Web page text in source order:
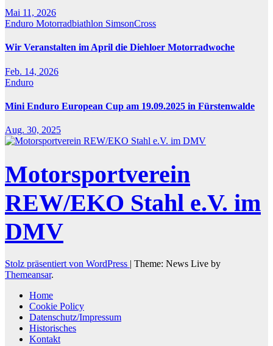
Mai 11, 2026
Enduro Motorradbiathlon SimsonCross
Wir Veranstalten im April die Diehloer Motorradwoche
Feb. 14, 2026
Enduro
Mini Enduro European Cup am 19.09.2025 in Fürstenwalde
Aug. 30, 2025
Motorsportverein
REW/EKO Stahl e.V. im
DMV
Stolz präsentiert von WordPress | Theme: News Live by
Themeansar.
Home
Cookie Policy
Datenschutz/Impressum
Historisches
Kontakt